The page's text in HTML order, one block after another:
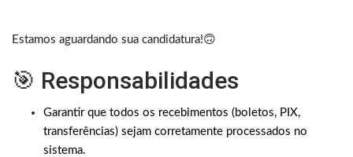
Estamos aguardando sua candidatura!🙃
🎯 Responsabilidades
Garantir que todos os recebimentos (boletos, PIX,
transferências) sejam corretamente processados no
sistema.